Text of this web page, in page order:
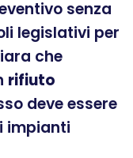
senza
legislativi per
che
rifiuto
deve essere
impianti